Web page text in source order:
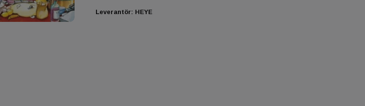
Leverantör: HEYE